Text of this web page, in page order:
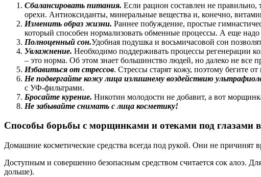
Сбалансировать питания. Если рацион составлен не
орехи. Антиоксиданты, минеральные вещества и, конечно,
Изменить образ жизни. Раннее побуждение, простые
который способен нормализовать обменные процессы. А еще
Полноценный сон.Удобная подушка и восьмичасовой сон
Увлажнение. Необходимо поддерживать процессы регенерации
– это норма. Об этом знает большинство людей, но далеко не
Избавиться от стрессов. Стрессы старят кожу, поэтому бегите
Не подвергайте кожу лица излишнему воздействию
с УФ-фильтрами.
Бросайте курение. Никотин молодости не добавит, а вот
Не забывайте снимать с лица косметику!
Способы борьбы с морщинками и отеками под глазами
Домашние косметические средства всегда под рукой. Они не причинят
Доступным и совершенно безопасным средством считается сок алоэ.
дольше).